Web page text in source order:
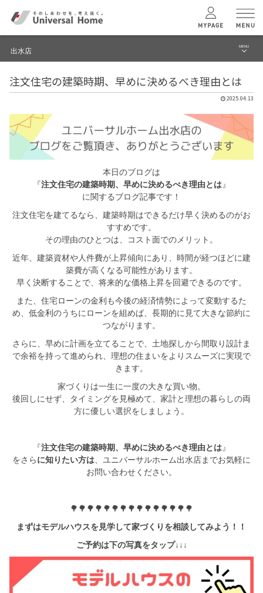
ユニバーサルホームの特長
コンセプトプラン
テクノロジー
検索・見学予約
シミュレーション
キャンペーン・コラボ情報
お問い合わせ
出水店 MENU
ブログ
イベント
モデルハウス見学予約
出水店 TOPへ
注文住宅の建築時期、早めに決めるべき理由とは
2025.04.13
本日のブログは
『注文住宅の建築時期、早めに決めるべき理由とは』
に関するブログ記事です！
注文住宅を建てるなら、建築時期はできるだけ早く決めるのがお
すすめです。
その理由のひとつは、コスト面でのメリット。
近年、建築資材や人件費が上昇傾向にあり、時間が経つほどに建
築費が高くなる可能性があります。
早く決断することで、将来的な価格上昇を回避できるのです。
また、住宅ローンの金利も今後の経済情勢によって変動するた
め、低金利のうちにローンを組めば、長期的に見て大きな節約に
つながります。
さらに、早めに計画を立てることで、土地探しから間取り設計ま
で余裕を持って進められ、理想の住まいをよりスムーズに実現で
きます。
家づくりは一生に一度の大きな買い物。
後回しにせず、タイミングを見極めて、家計と理想の暮らしの両
方に優しい選択をしましょう。
『注文住宅の建築時期、早めに決めるべき理由とは』
をさらに知りたい方は、ユニバーサルホーム出水店までお気軽に
お問い合わせください。
🌳🌳🌳🌳🌳🌳🌳🌳🌳🌳🌳🌳🌳🌳🌳
まずはモデルハウスを見学して家づくりを相談してみよう！！
ご予約は下の写真をタップ↓↓↓